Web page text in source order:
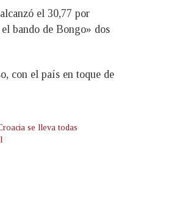
el 30,77 por
bando de Bongo» dos
con el país en toque de
se lleva todas